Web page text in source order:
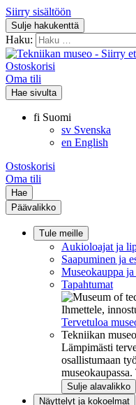
Siirry sisältöön
Sulje hakukenttä
Haku:
Ostoskorisi
Oma tili
Hae sivulta
fi Suomi
sv Svenska
en English
Ostoskorisi
Oma tili
Hae
Päävalikko
Tule meille
Aukioloajat ja
Saapuminen ja
Museokauppa
Tapahtumat
Ihmettele,
Tervetuloa
Tekniikan
Lämpimästi
osallistumaan
Sulje alavalikko
Näyttelyt ja kokoelmat